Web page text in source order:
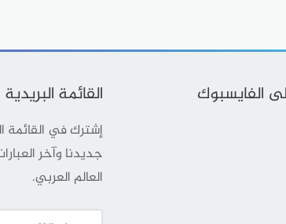
الفايسبوك القائمة البريدية
إشترك في القائمة
جديدنا وآخر
العالم العربي.